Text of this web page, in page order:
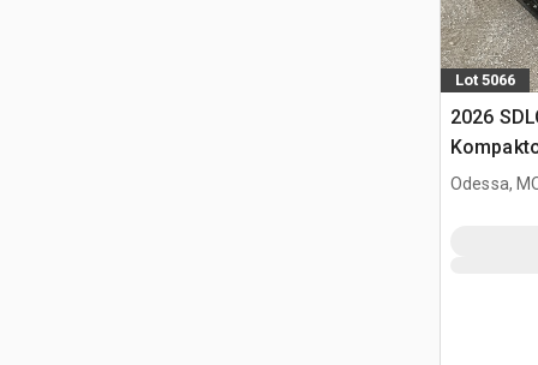
Lot 5066
2026
Odessa,